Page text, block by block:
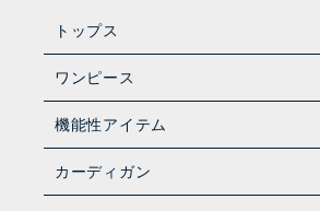
トップス
ワンピース
機能性アイテム
カーディガン